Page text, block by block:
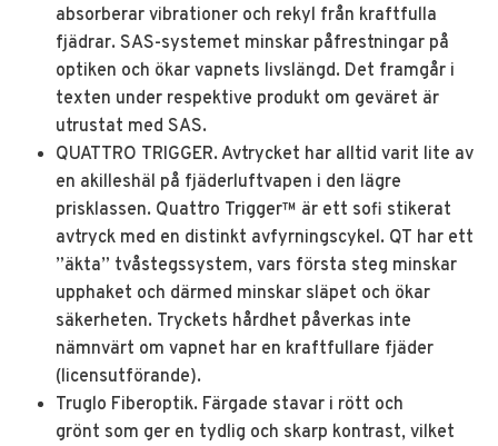
absorberar vibrationer och rekyl från kraftfulla
fjädrar. SAS-systemet minskar påfrestningar på
optiken och ökar vapnets livslängd. Det framgår i
texten under respektive produkt om geväret är
utrustat med SAS.
QUATTRO TRIGGER. Avtrycket har alltid varit lite av
en akilleshäl på fjäderluftvapen i den lägre
prisklassen. Quattro Trigger™ är ett sofi stikerat
avtryck med en distinkt avfyrningscykel. QT har ett
”äkta” tvåstegssystem, vars första steg minskar
upphaket och därmed minskar släpet och ökar
säkerheten. Tryckets hårdhet påverkas inte
nämnvärt om vapnet har en kraftfullare fjäder
(licensutförande).
Truglo Fiberoptik. Färgade stavar i rött och
grönt som ger en tydlig och skarp kontrast, vilket